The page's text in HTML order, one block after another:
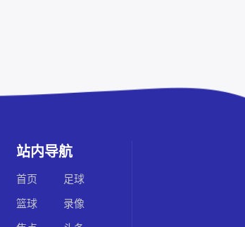
站内导航
首页 足球
篮球 录像